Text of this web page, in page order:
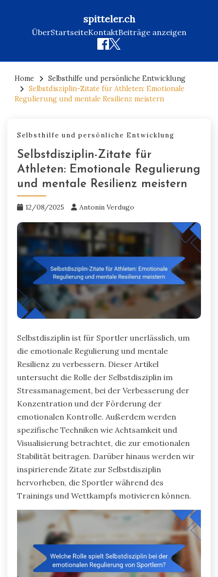
spitteler.ch
ÜberStartseiteKontaktBeiträge anzeigen
content
Home
Selbsthilfe und persönliche Entwicklung
Selbstdisziplin-Zitate für Athleten: Emotionale
Regulierung und mentale Resilienz meistern
Selbsthilfe und persönliche Entwicklung
Selbstdisziplin-Zitate für
Athleten: Emotionale Regulierung
und mentale Resilienz meistern
12/08/2025 Antonin Verdugo
Selbstdisziplin ist für Sportler unerlässlich, um
die emotionale Regulierung und mentale
Resilienz zu verbessern. Dieser Artikel
untersucht die Rolle der Selbstdisziplin im
Stressmanagement, bei der Verbesserung der
Konzentration und der Förderung der
emotionalen Kontrolle. Außerdem werden
spezifische Techniken wie Achtsamkeit und
Visualisierung betrachtet, die zur emotionalen
Stabilität beitragen. Darüber hinaus werden wir
inspirierende Zitate zur Selbstdisziplin
hervorheben, die Sportler während des
Trainings und Wettkampfs motivieren können.